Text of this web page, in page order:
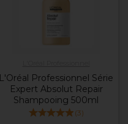
L'Oréal Professionnel Série
Expert Absolut Repair
Shampooing 500ml
(3)